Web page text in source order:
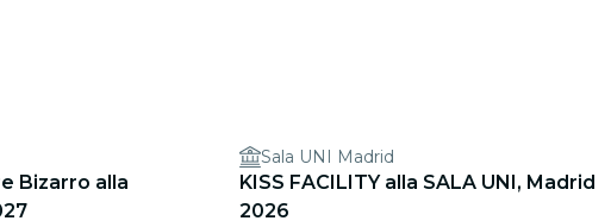
Bizarro alla
Sala UNI Madrid
KISS FACILITY alla SALA UNI, Madrid
2026